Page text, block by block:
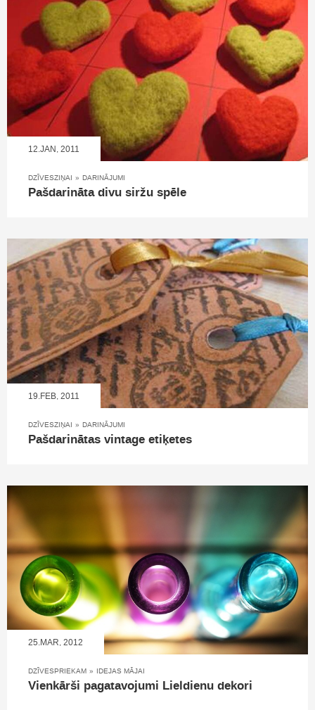
12.JAN, 2011
DZĪVESZIŅAI » DARINĀJUMI
Pašdarināta divu siržu spēle
19.FEB, 2011
DZĪVESZIŅAI » DARINĀJUMI
Pašdarinātas vintage etiķetes
25.MAR, 2012
DZĪVESPRIEKAM » IDEJAS MĀJAI
Vienkārši pagatavojumi Lieldienu dekori